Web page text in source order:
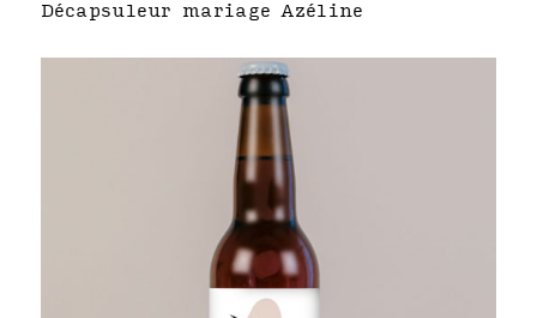
Décapsuleur mariage Azéline